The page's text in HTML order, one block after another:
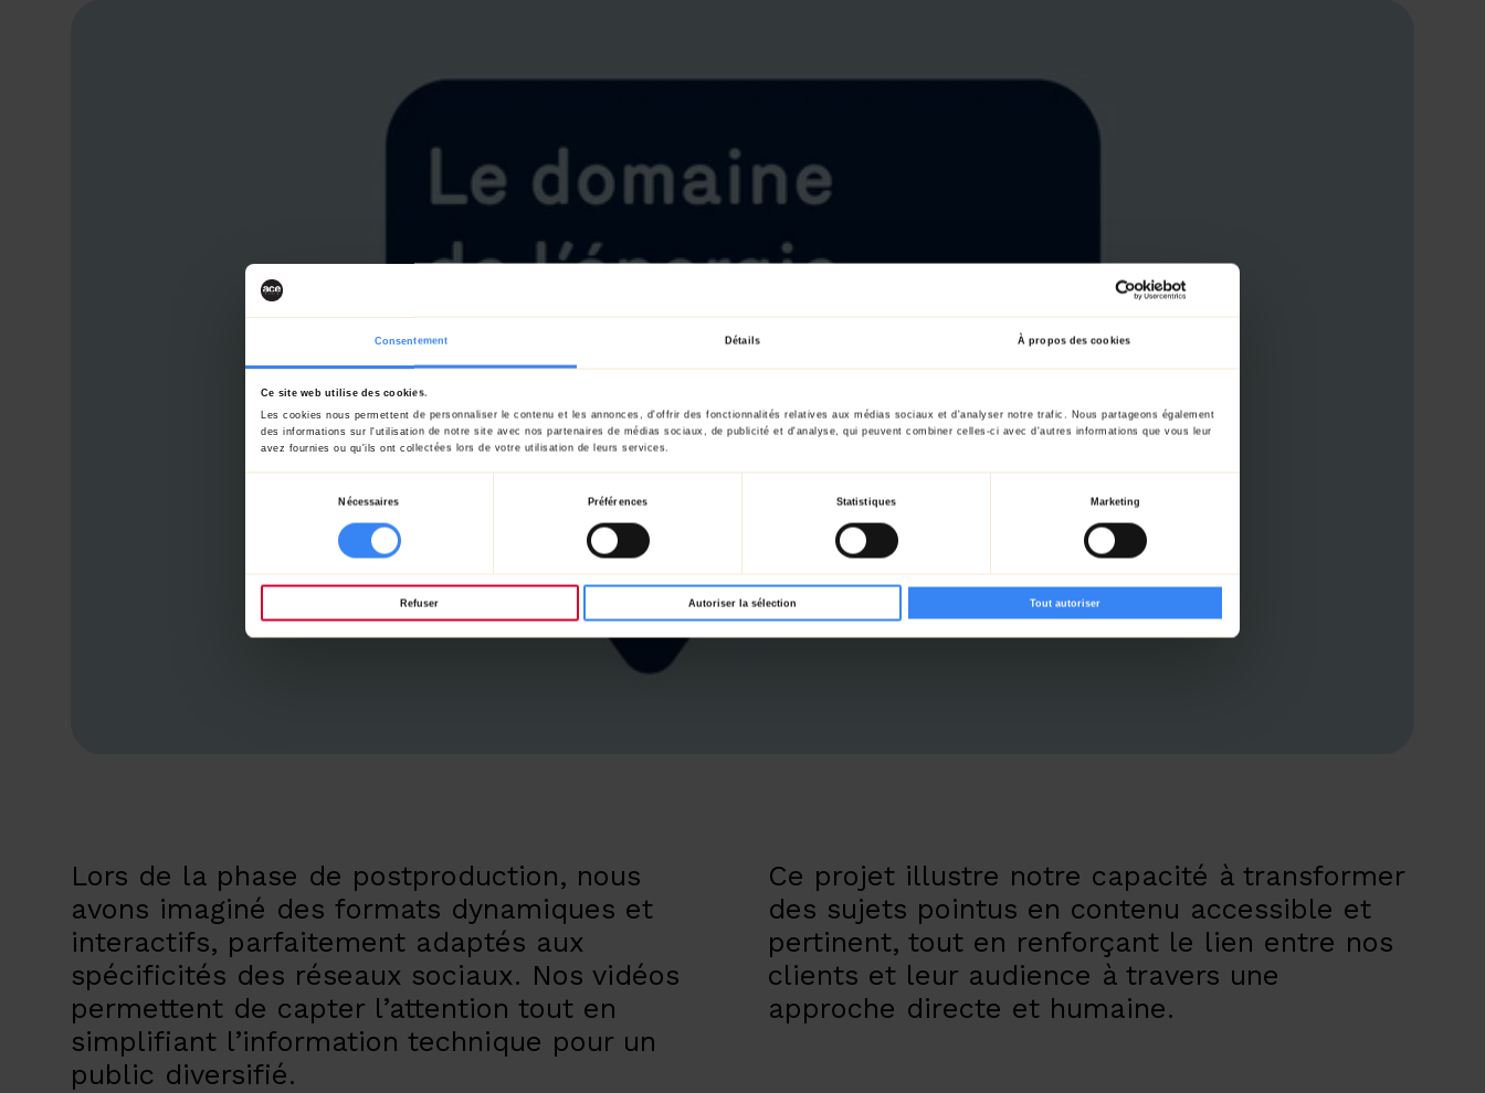
Consentement Détails À propos des cookies
Ce site web utilise des cookies.
Les cookies nous permettent de personnaliser le contenu et les annonces, d'offrir des fonctionnalités relatives aux médias sociaux et d'analyser notre trafic. Nous partageons également
des informations sur l'utilisation de notre site avec nos partenaires de médias sociaux, de publicité et d'analyse, qui peuvent combiner celles-ci avec d'autres informations que vous leur
avez fournies ou qu'ils ont collectées lors de votre utilisation de leurs services.
Nécessaires Préférences Statistiques Marketing
Refuser Autoriser la sélection Tout autoriser
Lors de la phase de postproduction, nous
avons imaginé des formats dynamiques et
interactifs, parfaitement adaptés aux
spécificités des réseaux sociaux. Nos vidéos
permettent de capter l’attention tout en
simplifiant l’information technique pour un
public diversifié.
Ce projet illustre notre capacité à transformer
des sujets pointus en contenu accessible et
pertinent, tout en renforçant le lien entre nos
clients et leur audience à travers une
approche directe et humaine.